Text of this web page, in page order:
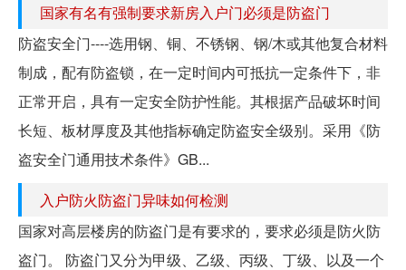
国家有名有强制要求新房入户门必须是防盗门
防盗安全门----选用钢、铜、不锈钢、钢/木或其他复合材料
制成，配有防盗锁，在一定时间内可抵抗一定条件下，非
正常开启，具有一定安全防护性能。其根据产品破坏时间
长短、板材厚度及其他指标确定防盗安全级别。采用《防
盗安全门通用技术条件》GB...
入户防火防盗门异味如何检测
国家对高层楼房的防盗门是有要求的，要求必须是防火防
盗门。 防盗门又分为甲级、乙级、丙级、丁级、以及一个